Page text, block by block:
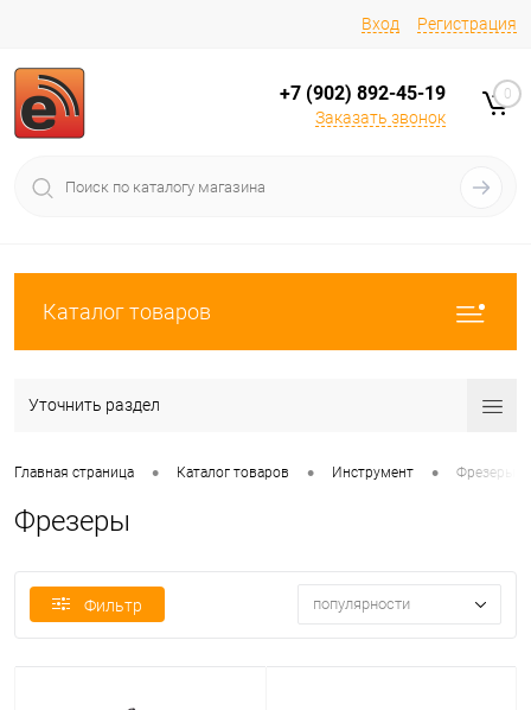
Вход Регистрация
+7 (902) 892-45-19
Заказать звонок
0
Каталог товаров
Уточнить раздел
Главная страница • Каталог товаров • Инструмент • Фрезеры
Фрезеры
Фильтр популярности